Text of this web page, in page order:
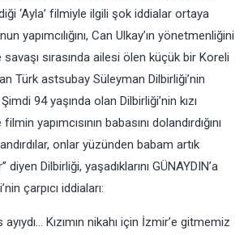
‘Ayla’ filmiyle ilgili şok iddialar ortaya
yapımcılığını, Can Ulkay’ın yönetmenliğini
sırasında ailesi ölen küçük bir Koreli
Türk astsubay Süleyman Dilbirliği’nin
94 yaşında olan Dilbirliği’nin kızı
yapımcısının babasını dolandırdığını
onlar yüzünden babam artık
Dilbirliği, yaşadıklarını GÜNAYDIN’a
çarpıcı iddiaları:
ayıydı… Kızımın nikahı için İzmir’e gitmemiz